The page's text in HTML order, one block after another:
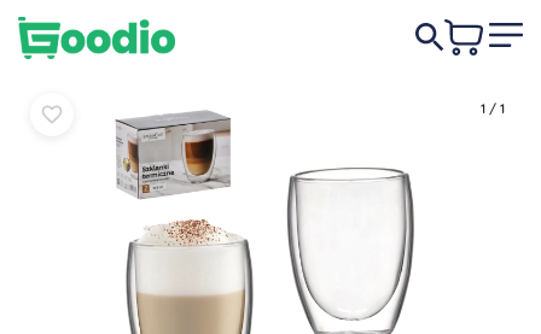
1 / 1
6,90 € Do košíka